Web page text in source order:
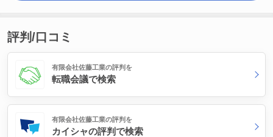
評判/口コミ
有限会社佐藤工業の評判を
転職会議で検索
有限会社佐藤工業の評判を
カイシャの評判で検索